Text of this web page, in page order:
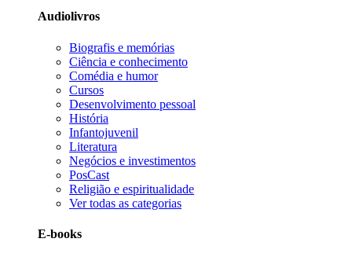
Audiolivros
Biografis e memórias
Ciência e conhecimento
Comédia e humor
Cursos
Desenvolvimento pessoal
História
Infantojuvenil
Literatura
Negócios e investimentos
PosCast
Religião e espiritualidade
Ver todas as categorias
E-books